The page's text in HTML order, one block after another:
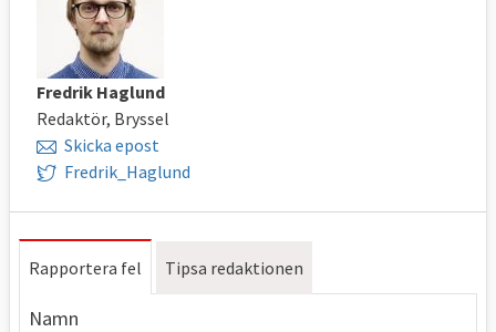
Fredrik Haglund
Redaktör, Bryssel
Skicka epost
Fredrik_Haglund
Rapportera fel Tipsa redaktionen
Namn